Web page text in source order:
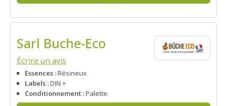
Sarl Buche-Eco
Écrire un avis
Essences :Résineux
Labels :DIN +
Conditionnement :Palette